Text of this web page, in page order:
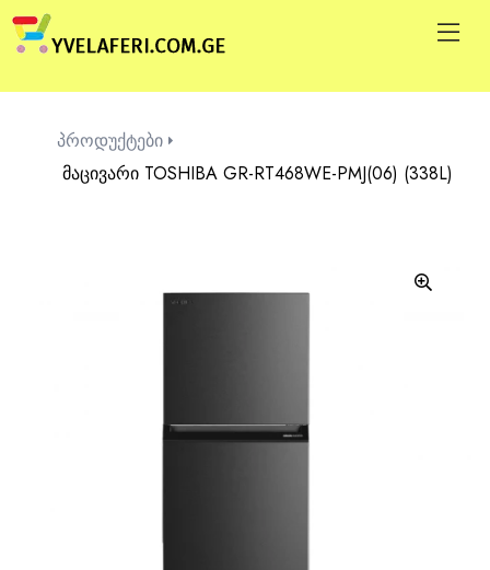
პროდუქტები
მაცივარი TOSHIBA GR-RT468WE-PMJ(06) (338L)